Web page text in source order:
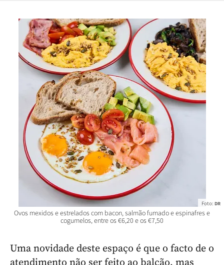
Ovos mexidos e estrelados com bacon, salmão fumado e espinafres e
cogumelos, entre os €6,20 e os €7,50
Foto: DR
Uma novidade deste espaço é que o facto de o